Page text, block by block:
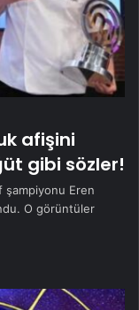
afişini
gibi sözler!
şampiyonu Eren
O görüntüler